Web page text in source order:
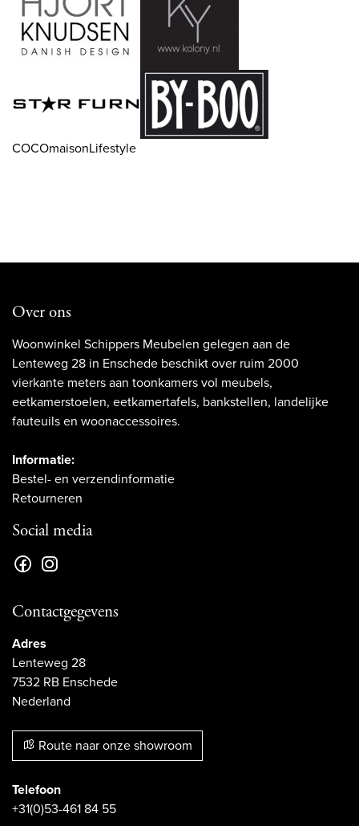
COCOmaisonLifestyle
Over ons
Woonwinkel Schippers Meubelen gelegen aan de
Lenteweg 28 in Enschede beschikt over ruim 2000
vierkante meters aan toonkamers vol meubels,
eetkamerstoelen, eetkamertafels, bankstellen, landelijke
fauteuils en woonaccessoires.
Informatie:
Bestel- en verzendinformatie
Retourneren
Social media
Contactgegevens
Adres
Lenteweg 28
7532 RB Enschede
Nederland
Route naar onze showroom
Telefoon
+31(0)53-461 84 55